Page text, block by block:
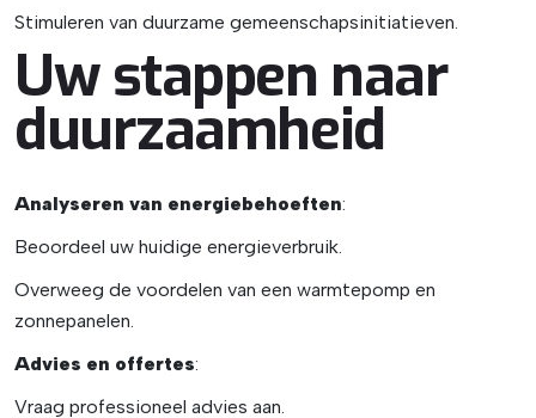
Stimuleren van duurzame gemeenschapsinitiatieven.
Uw stappen naar
duurzaamheid
Analyseren van energiebehoeften:
Beoordeel uw huidige energieverbruik.
Overweeg de voordelen van een warmtepomp en
zonnepanelen.
Advies en offertes:
Vraag professioneel advies aan.